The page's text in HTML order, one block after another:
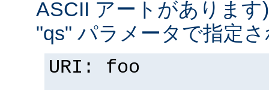
ASCII アートがありま
"qs" パラメータで指定
URI: foo